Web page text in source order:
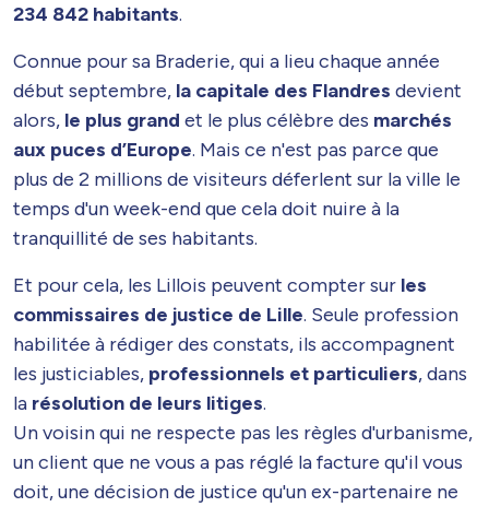
234 842 habitants.
Connue pour sa Braderie, qui a lieu chaque année
début septembre, la capitale des Flandres devient
alors, le plus grand et le plus célèbre des marchés
aux puces d’Europe. Mais ce n'est pas parce que
plus de 2 millions de visiteurs déferlent sur la ville le
temps d'un week-end que cela doit nuire à la
tranquillité de ses habitants.
Et pour cela, les Lillois peuvent compter sur les
commissaires de justice de Lille. Seule profession
habilitée à rédiger des constats, ils accompagnent
les justiciables, professionnels et particuliers, dans
la résolution de leurs litiges.
Un voisin qui ne respecte pas les règles d'urbanisme,
un client que ne vous a pas réglé la facture qu'il vous
doit, une décision de justice qu'un ex-partenaire ne